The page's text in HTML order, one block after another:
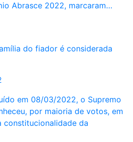
Abrasce 2022, marcaram…
do fiador é considerada
em 08/03/2022, o Supremo
por maioria de votos, em
constitucionalidade da